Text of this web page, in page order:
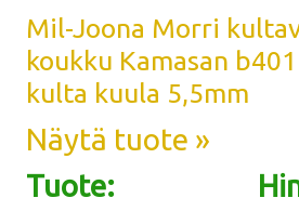
Mil-Joona Morri
koukku Kamasan
kulta kuula 5,5mm
Näytä tuote »
Tuote: